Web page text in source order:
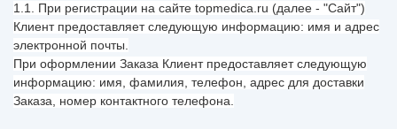
1.1. При регистрации на сайте topmedica.ru (далее - "Сайт")
Клиент предоставляет следующую информацию: имя и адрес
электронной почты.
При оформлении Заказа Клиент предоставляет следующую
информацию: имя, фамилия, телефон, адрес для доставки
Заказа, номер контактного телефона.